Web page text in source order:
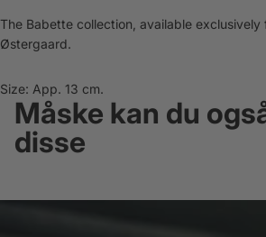
The Babette collection, available
Østergaard.
Size: App. 13 cm.
Måske kan du
disse